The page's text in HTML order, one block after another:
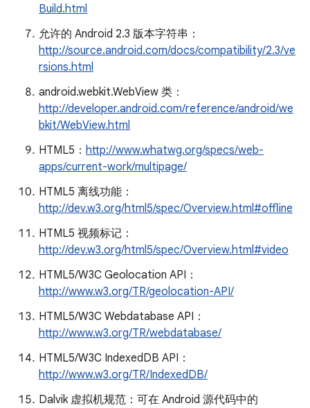
Build.html
允许的 Android 2.3 版本字符串：
http://source.android.com/docs/compatibility/2.3/ve
rsions.html
android.webkit.WebView 类：
http://developer.android.com/reference/android/we
bkit/WebView.html
HTML5： http://www.whatwg.org/specs/web-
apps/current-work/multipage/
HTML5 离线功能：
http://dev.w3.org/html5/spec/Overview.html#offline
HTML5 视频标记：
http://dev.w3.org/html5/spec/Overview.html#video
HTML5/W3C Geolocation API：
http://www.w3.org/TR/geolocation-API/
HTML5/W3C Webdatabase API：
http://www.w3.org/TR/webdatabase/
HTML5/W3C IndexedDB API：
http://www.w3.org/TR/IndexedDB/
Dalvik 虚拟机规范：可在 Android 源代码中的